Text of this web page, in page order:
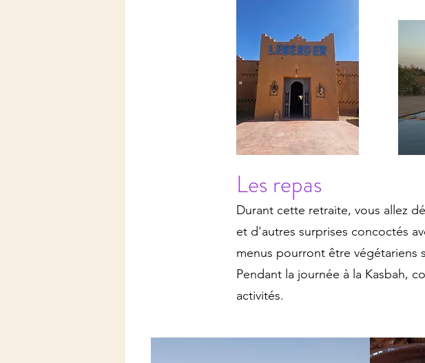
Les repas
Durant cette retraite, vous allez
et d'autres surprises concoctés
menus pourront être végétariens
Pendant la journée à la Kasbah,
activités.